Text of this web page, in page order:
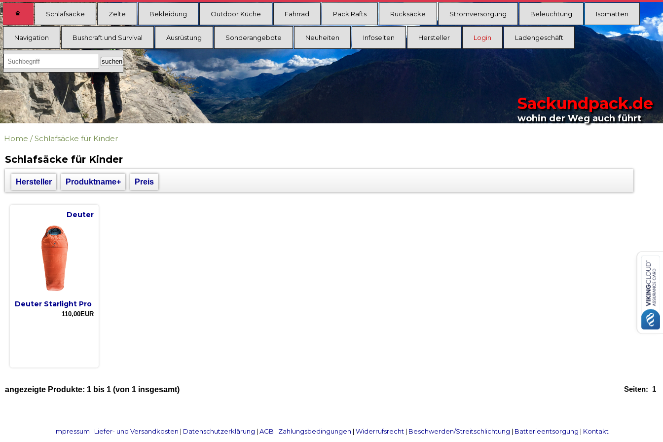
Schlafsäcke Zelte Bekleidung Outdoor Küche Fahrrad Pack Rafts Rucksäcke Stromversorgung Beleuchtung Isomatten
Navigation Bushcraft und Survival Ausrüstung Sonderangebote Neuheiten Infoseiten Hersteller Login Ladengeschäft
Sackundpack.de
wohin der Weg auch führt
Home /Schlafsäcke für Kinder
Schlafsäcke für Kinder
Hersteller Produktname+ Preis
Deuter
Deuter Starlight Pro
110,00EUR
Seiten: 1
angezeigte Produkte: 1 bis 1 (von 1 insgesamt)
Impressum | Liefer- und Versandkosten | Datenschutzerklärung | AGB | Zahlungsbedingungen | Widerrufsrecht | Beschwerden/Streitschlichtung | Batterieentsorgung | Kontakt